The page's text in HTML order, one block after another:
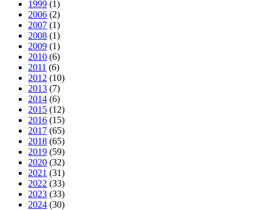
1999 (1)
2006 (2)
2007 (1)
2008 (1)
2009 (1)
2010 (6)
2011 (6)
2012 (10)
2013 (7)
2014 (6)
2015 (12)
2016 (15)
2017 (65)
2018 (65)
2019 (59)
2020 (32)
2021 (31)
2022 (33)
2023 (33)
2024 (30)